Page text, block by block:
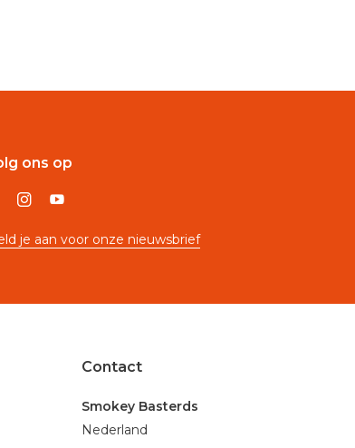
ons op
je aan voor onze nieuwsbrief
Contact
Smokey Basterds
Nederland